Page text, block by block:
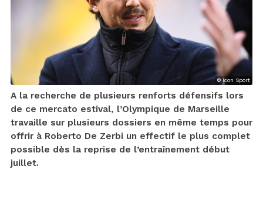
© Icon Sport
A la recherche de plusieurs renforts défensifs lors
de ce mercato estival, l’Olympique de Marseille
travaille sur plusieurs dossiers en même temps pour
offrir à Roberto De Zerbi un effectif le plus complet
possible dès la reprise de l’entraînement début
juillet.